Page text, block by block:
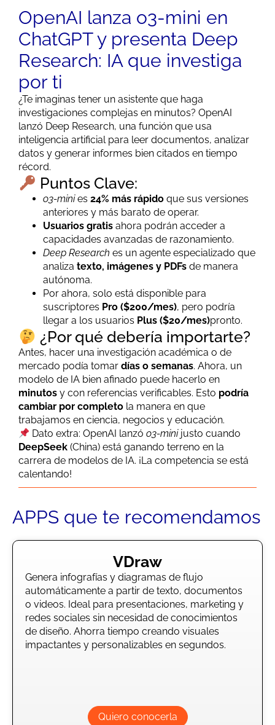
OpenAI lanza o3-mini en
ChatGPT y presenta Deep
Research: IA que investiga
por ti
¿Te imaginas tener un asistente que haga
investigaciones complejas en minutos? OpenAI
lanzó Deep Research, una función que usa
inteligencia artificial para leer documentos, analizar
datos y generar informes bien citados en tiempo
récord.
Puntos Clave:
o3-minies 24% más rápido que sus versiones
anteriores y más barato de operar.
Usuarios gratis ahora podrán acceder a
capacidades avanzadas de razonamiento.
Deep Research es un agente especializado que
analiza texto, imágenes y PDFs de manera
autónoma.
Por ahora, solo está disponible para
suscriptores Pro ($200/mes), pero podría
llegar a los usuarios Plus ($20/mes)pronto.
¿Por qué debería importarte?
Antes, hacer una investigación académica o de
mercado podía tomar días o semanas. Ahora, un
modelo de IA bien afinado puede hacerlo en
minutos y con referencias verificables. Esto podría
cambiar por completo la manera en que
trabajamos en ciencia, negocios y educación.
Dato extra: OpenAI lanzóo3-minijusto cuando
DeepSeek (China) está ganando terreno en la
carrera de modelos de IA. ¡La competencia se está
calentando!
APPS que te recomendamos
VDraw
Genera infografías y diagramas de flujo
automáticamente a partir de texto, documentos
o videos. Ideal para presentaciones, marketing y
redes sociales sin necesidad de conocimientos
de diseño. Ahorra tiempo creando visuales
impactantes y personalizables en segundos.
Quiero conocerla